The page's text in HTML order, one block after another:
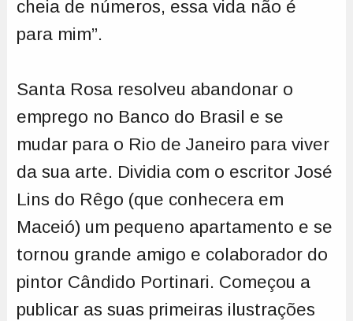
cheia de números, essa vida não é
para mim”.
Santa Rosa resolveu abandonar o
emprego no Banco do Brasil e se
mudar para o Rio de Janeiro para viver
da sua arte. Dividia com o escritor José
Lins do Rêgo (que conhecera em
Maceió) um pequeno apartamento e se
tornou grande amigo e colaborador do
pintor Cândido Portinari. Começou a
publicar as suas primeiras ilustrações